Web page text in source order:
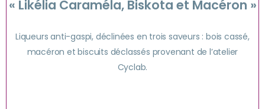
« Likélia Caraméla, Biskota et Macéron »
Liqueurs anti-gaspi, déclinées en trois saveurs : bois cassé,
macéron et biscuits déclassés provenant de l’atelier
Cyclab.